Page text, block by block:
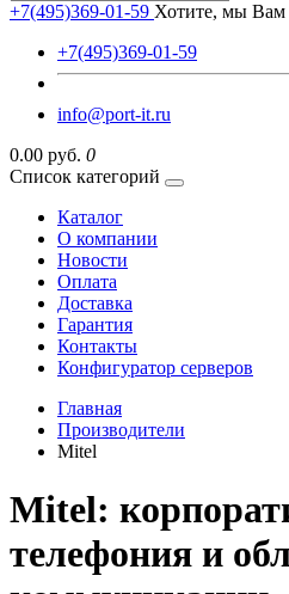
+7(495)369-01-59 Хотите, мы Вам
+7(495)369-01-59
info@port-it.ru
0.00 руб. 0
Список категорий
Каталог
О компании
Новости
Оплата
Доставка
Гарантия
Контакты
Конфигуратор серверов
Главная
Производители
Mitel
Mitel:
телефония и